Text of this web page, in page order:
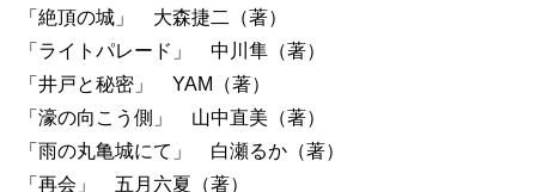
「絶頂の城」 大森捷二（著）
「ライトパレード」 中川隼（著）
「井戸と秘密」 YAM（著）
「濠の向こう側」 山中直美（著）
「雨の丸亀城にて」 白瀬るか（著）
「再会」 五月六夏（著）